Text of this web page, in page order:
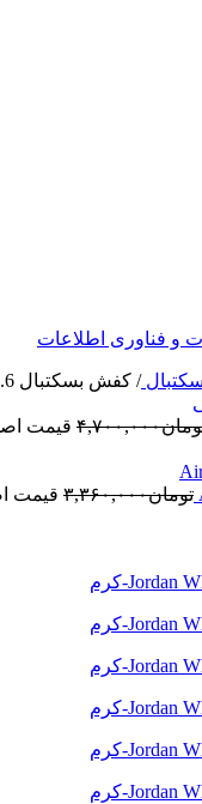
و فناوری اطلاعات
/ کفش بسکتبال Jordan Why Not Zer0.6-کرم
۴,۷۰۰,۰۰۰ قیمت اصلی:
تومان۳,۳۶۰,۰۰۰ قیمت اصلی: